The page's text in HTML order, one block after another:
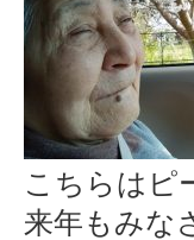
こちらは
来年もみな